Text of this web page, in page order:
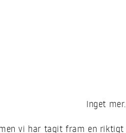
Inget
vi har tagit fram en